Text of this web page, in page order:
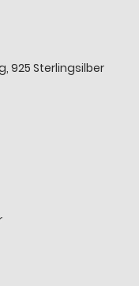
925 Sterlingsilber